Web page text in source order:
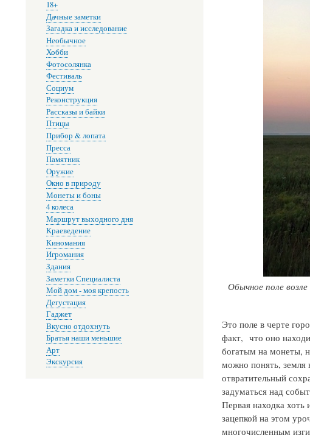
Обычное поле
Это поле в черте
факт, что оно
богатым на монеты,
можно понять, земля
отвратительный
задуматься над
Первая находка хоть
зацепкой на этом
многочисленным
18+
Дачные заметки
Загадка и исследование
Необычное
Хобби
Фотосолянка
Фестиваль
Социум
Реконструкция
Рассказы и байки
Птицы
Прибор & лопата
Пресса
Памятник
Оружие
Окно в природу
Монеты и боны
4 колеса
Маршрут выходного дня
Краеведение
Киномания
Игромания
Здания
Заметки Специалиста
Мой дом - моя крепость
Дегустация
Гаджет
Вкусно отдохнуть
Братья наши меньшие
Арт
Экскурсия